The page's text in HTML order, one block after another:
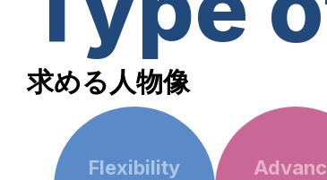
求める人物像
Flexibility